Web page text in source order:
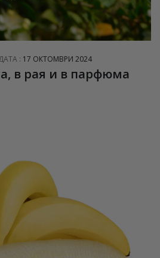
: 17 ОКТОМВРИ 2024
в рая и в парфюма